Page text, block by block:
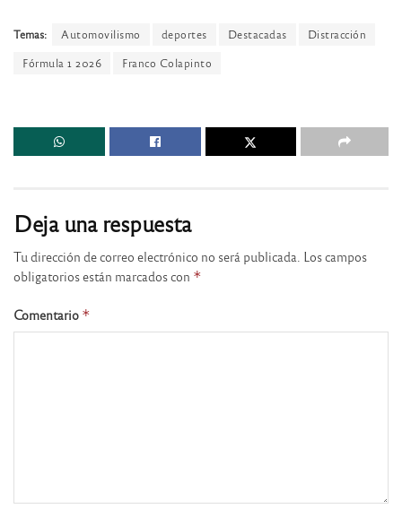
Temas: Automovilismo deportes Destacadas
Distracción
Fórmula 1 2026
Franco Colapinto
Deja una respuesta
Tu dirección de correo electrónico no será publicada. Los campos
obligatorios están marcados con *
Comentario *